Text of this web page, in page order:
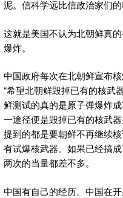
泥。信科学远比信政治家们的
这就是美国不认为北朝鲜真
爆炸。
中国政府每次在北朝鲜宣布
“希望北朝鲜毁掉已有的核武
鲜测试的真的是原子弹爆炸
一途径便是毁掉已有的核武
提到的都是要朝鲜不再继续
有试爆核武器。如果已经搞
两次的当量都差不多。
中国有自己的经历。中国在